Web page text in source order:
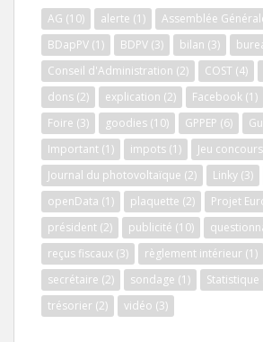
AG (10) alerte (1) Assemblée
BDapPV (1) BDPV (3) bilan (3)
Conseil d'Administration (2) COST (4)
dons (2) explication (2) Facebook (1)
Foire (3) goodies (10) GPPEP (6)
Important (1) impots (1) Jeu concours
Journal du photovoltaïque (2) Linky (3)
openData (1) plaquette (2) Projet
président (2) publicité (10)
reçus fiscaux (3) règlement intérieur (1)
secrétaire (2) sondage (1) Statistique
trésorier (2) vidéo (3)